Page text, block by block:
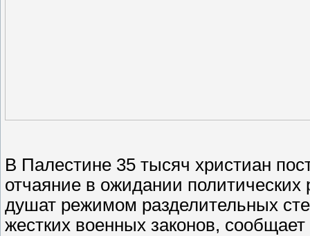
В Палестине 35 тысяч христиан
отчаяние в ожидании
душат режимом разделительных
жестких военных законов, сообщает